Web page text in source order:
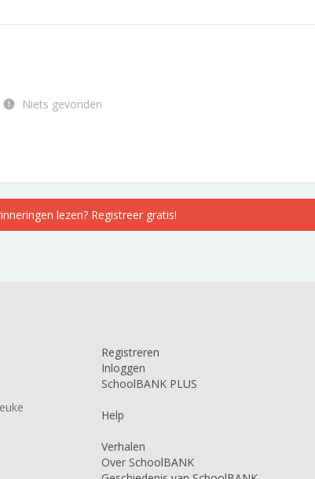
Niets gevonden
lezen? Registreer gratis!
Registreren
Inloggen
SchoolBANK PLUS
Help
Verhalen
Over SchoolBANK